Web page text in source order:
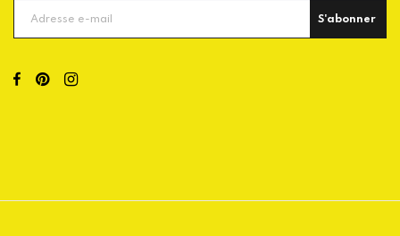
S'abonner